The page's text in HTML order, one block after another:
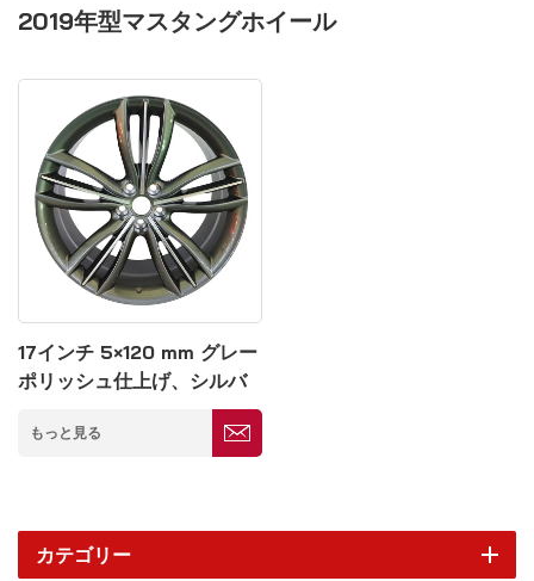
2019年型マスタングホイール
17インチ 5×120 mm グレー
ポリッシュ仕上げ、シルバ
ースポーク鍛造ホイール
もっと見る
カテゴリー